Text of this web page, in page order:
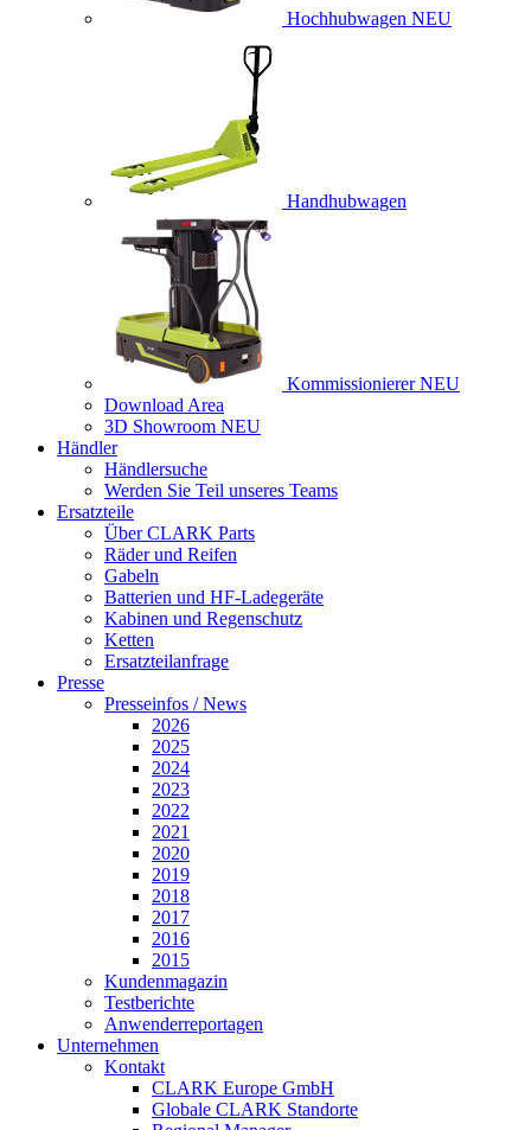
Hochhubwagen NEU
Handhubwagen
Kommissionierer NEU
Download Area
3D Showroom NEU
Händler
Händlersuche
Werden Sie Teil unseres Teams
Ersatzteile
Über CLARK Parts
Räder und Reifen
Gabeln
Batterien und HF-Ladegeräte
Kabinen und Regenschutz
Ketten
Ersatzteilanfrage
Presse
Presseinfos / News
2026
2025
2024
2023
2022
2021
2020
2019
2018
2017
2016
2015
Kundenmagazin
Testberichte
Anwenderreportagen
Unternehmen
Kontakt
CLARK Europe GmbH
Globale CLARK Standorte